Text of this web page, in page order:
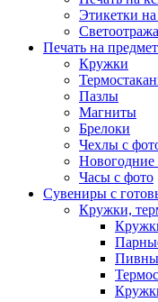
Этикетки
Печать на
Кружки
Пазлы
Магниты
Брелоки
Чехлы с
Часы с фото
Сувениры с
Кружки,